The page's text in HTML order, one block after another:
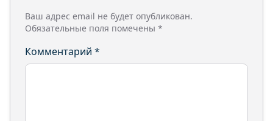
Ваш адрес email не будет опубликован.
Обязательные поля помечены *
Комментарий *